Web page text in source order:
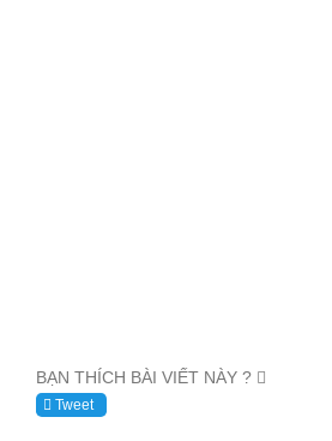
BẠN THÍCH BÀI VIẾT NÀY ?
Tweet